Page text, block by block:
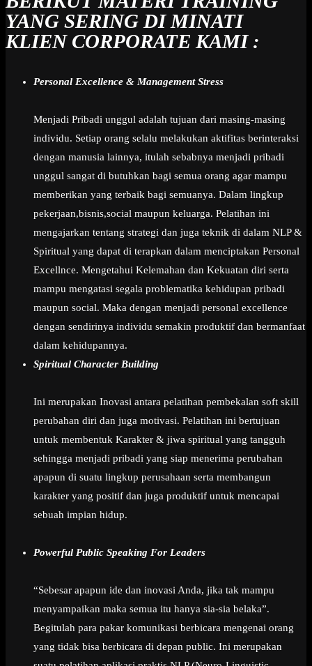
YANG SERING DI MINATI
KLIEN CORPORATE KAMI :
Personal Excellence & Management Stress
Menjadi Pribadi unggul adalah tujuan dari masing-masing
individu. Setiap orang selalu melakukan aktifitas berinteraksi
dengan manusia lainnya, itulah sebabnya menjadi pribadi
unggul sangat di butuhkan bagi semua orang agar mampu
memberikan yang terbaik bagi semuanya. Dalam lingkup
pekerjaan,bisnis,social maupun keluarga. Pelatihan ini
mengajarkan tentang strategi dan juga teknik di dalam NLP &
Spiritual yang dapat di terapkan dalam menciptakan Personal
Excellnce. Mengetahui Kelemahan dan Kekuatan diri serta
mampu mengatasi segala problematika kehidupan pribadi
maupun social. Maka dengan menjadi personal excellence
dengan sendirinya individu semakin produktif dan bermanfaat
dalam kehidupannya.
Spiritual Character Building
Ini merupakan Inovasi antara pelatihan pembekalan soft skill
perubahan diri dan juga motivasi. Pelatihan ini bertujuan
untuk membentuk Karakter & jiwa spiritual yang tangguh
sehingga menjadi pribadi yang siap menerima perubahan
apapun di suatu lingkup perusahaan serta membangun
karakter yang positif dan juga produktif untuk mencapai
sebuah impian hidup.
Powerful Public Speaking For Leaders
“Sebesar apapun ide dan inovasi Anda, jika tak mampu
menyampaikan maka semua itu hanya sia-sia belaka”.
Begitulah para pakar komunikasi berbicara mengenai orang
yang tidak bisa berbicara di depan public. Ini merupakan